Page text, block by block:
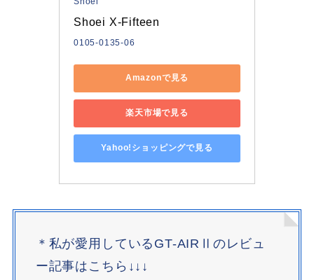
Shoei X-Fifteen
0105-0135-06
Amazonで見る
楽天市場で見る
Yahoo!ショッピングで見る
＊私が愛用しているGT-AIRⅡのレビュ
ー記事はこちら↓↓↓